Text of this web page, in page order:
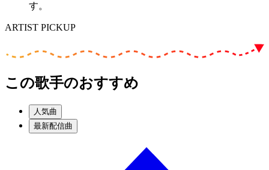
す。
ARTIST PICKUP
この歌手のおすすめ
人気曲
最新配信曲